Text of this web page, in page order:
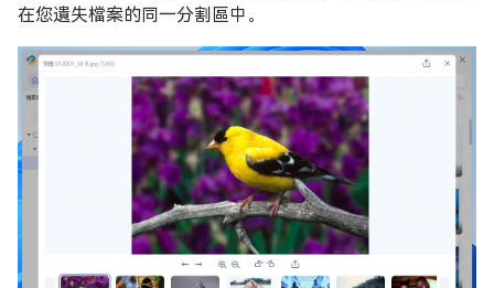
在您遺失檔案的同一分割區中。